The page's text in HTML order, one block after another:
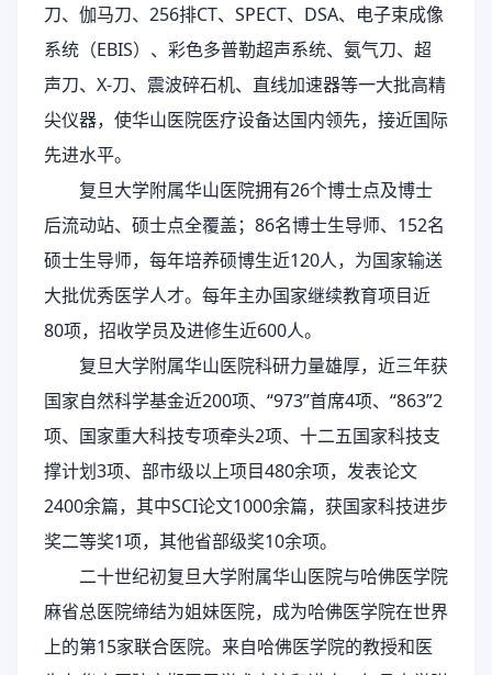
刀、伽马刀、256排CT、SPECT、DSA、电子束成像
系统（EBIS）、彩色多普勒超声系统、氨气刀、超
声刀、X-刀、震波碎石机、直线加速器等一大批高精
尖仪器，使华山医院医疗设备达国内领先，接近国际
先进水平。
复旦大学附属华山医院拥有26个博士点及博士
后流动站、硕士点全覆盖；86名博士生导师、152名
硕士生导师，每年培养硕博生近120人，为国家输送
大批优秀医学人才。每年主办国家继续教育项目近
80项，招收学员及进修生近600人。
复旦大学附属华山医院科研力量雄厚，近三年获
国家自然科学基金近200项、“973”首席4项、“863”2
项、国家重大科技专项牵头2项、十二五国家科技支
撑计划3项、部市级以上项目480余项，发表论文
2400余篇，其中SCI论文1000余篇，获国家科技进步
奖二等奖1项，其他省部级奖10余项。
二十世纪初复旦大学附属华山医院与哈佛医学院
麻省总医院缔结为姐妹医院，成为哈佛医学院在世界
上的第15家联合医院。来自哈佛医学院的教授和医